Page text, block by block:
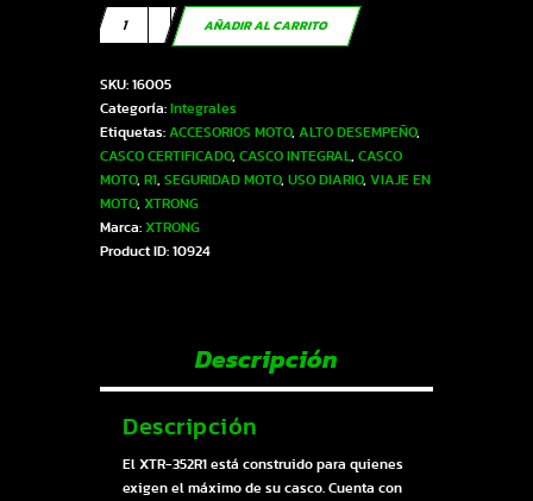
Casco
XTR-
ECE-
2206
Xtrong
morado
mate
SP
plateado-
cromado
cantidad
AÑADIR AL CARRITO
SKU: 16005
Categoría: Integrales
Etiquetas: ACCESORIOS MOTO, ALTO DESEMPEÑO,
CASCO CERTIFICADO, CASCO INTEGRAL, CASCO
MOTO, R1, SEGURIDAD MOTO, USO DIARIO, VIAJE EN
MOTO, XTRONG
Marca: XTRONG
Product ID: 10924
Descripción
Descripción
El XTR-352R1 está construido para quienes
exigen el máximo de su casco. Cuenta con